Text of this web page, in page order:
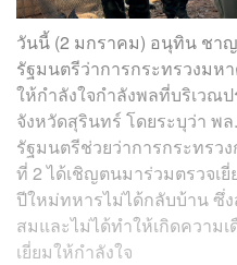
วันนี้ (2 มกราคม) อนุทิน​ ชา
รัฐมนตรีว่าการกระทรวงมห
ให้กำลังใจกำลังพลที่บริเวณ
จังหวัดสุรินทร์ โดยระบุว่า​ พ
รัฐมนตรีช่วยว่าการกระทรว
ที่ 2 ได้เชิญตนมาร่วมตรวจเ
ปีใหม่ทหารไม่ได้กลับบ้าน ซึ่ง
สมและไม่ได้ทำให้เกิดความ
เยี่ยมให้กำลังใจ